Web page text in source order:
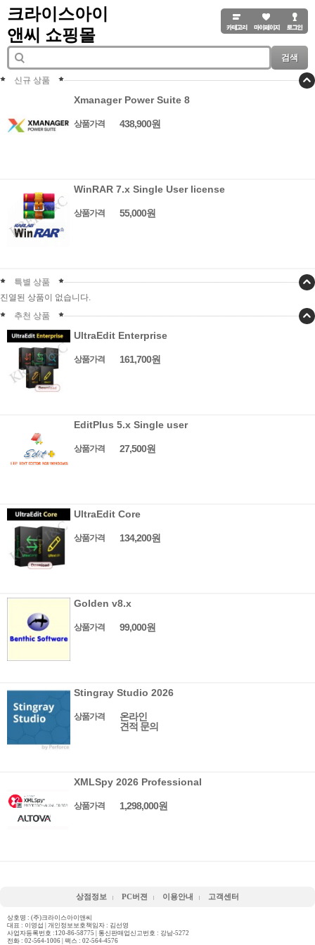
크라이스아이
앤씨 쇼핑몰
검색
신규 상품
Xmanager Power Suite 8
상품가격 438,900원
WinRAR 7.x Single User license
상품가격 55,000원
특별 상품
진열된 상품이 없습니다.
추천 상품
UltraEdit Enterprise
상품가격 161,700원
EditPlus 5.x Single user
상품가격 27,500원
UltraEdit Core
상품가격 134,200원
Golden v8.x
상품가격 99,000원
Stingray Studio 2026
상품가격
온라인
견적 문의
XMLSpy 2026 Professional
상품가격 1,298,000원
상점정보 PC버젼 이용안내 고객센터
상호명 : (주)크라이스아이앤씨
대표 : 이영섭 | 개인정보보호책임자 : 김선영
사업자등록번호 :120-86-58775 | 통신판매업신고번호 : 강남-5272
전화 : 02-564-1006 | 팩스 : 02-564-4576